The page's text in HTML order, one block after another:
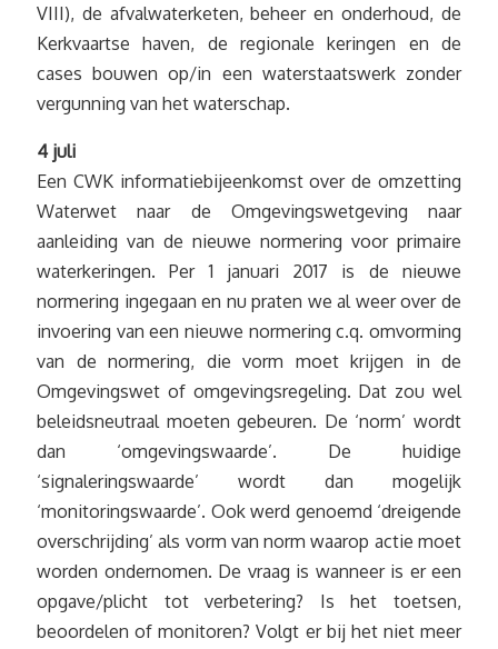
VIII), de afvalwaterketen, beheer en onderhoud, de
Kerkvaartse haven, de regionale keringen en de
cases bouwen op/in een waterstaatswerk zonder
vergunning van het waterschap.
4 juli
Een CWK informatiebijeenkomst over de omzetting
Waterwet naar de Omgevingswetgeving naar
aanleiding van de nieuwe normering voor primaire
waterkeringen. Per 1 januari 2017 is de nieuwe
normering ingegaan en nu praten we al weer over de
invoering van een nieuwe normering c.q. omvorming
van de normering, die vorm moet krijgen in de
Omgevingswet of omgevingsregeling. Dat zou wel
beleidsneutraal moeten gebeuren. De ‘norm’ wordt
dan ‘omgevingswaarde’. De huidige
‘signaleringswaarde’ wordt dan mogelijk
‘monitoringswaarde’. Ook werd genoemd ‘dreigende
overschrijding’ als vorm van norm waarop actie moet
worden ondernomen. De vraag is wanneer is er een
opgave/plicht tot verbetering? Is het toetsen,
beoordelen of monitoren? Volgt er bij het niet meer